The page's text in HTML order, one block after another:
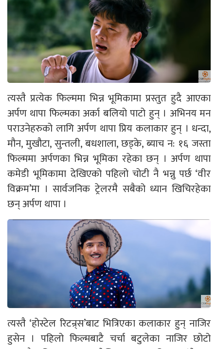
त्यस्तै प्रत्येक फिल्ममा भिन्न भूमिकामा प्रस्तुत हुदै आएका
अर्पण थापा फिल्मका अर्का बलियो पाटो हुन् । अभिनय मन
पराउनेहरुको लागि अर्पण थापा प्रिय कलाकार हुन् । धन्दा,
मौन, मुखौटा, सुन्तली, बधशाला, छड्के, ब्याच न: १६ जस्ता
फिल्ममा अर्पणका भिन्न भूमिका रहेका छन् । अर्पण थापा
कमेडी भूमिकामा देखिएको पहिलो चोटी नै भन्नु पर्छ ‘वीर
विक्रम’मा । सार्वजनिक ट्रेलरमै सबैको ध्यान खिचिरहेका
छन् अर्पण थापा ।
त्यस्तै ‘होस्टेल रिटन्र्स’बाट भित्रिएका कलाकार हुन् नाजिर
हुसेन । पहिलो फिल्मबाटै चर्चा बटुलेका नाजिर छोटो